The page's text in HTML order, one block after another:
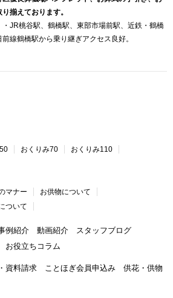
揃えております。
JR桃谷駅、鶴橋駅、東部市場前駅、近鉄・鶴橋
線鶴橋駅から乗り継ぎアクセス良好。
おくりみ70 おくりみ110
マナー
お供物について
ついて
例紹介 動画紹介
スタッフブログ
お役立ちコラム
資料請求 ことほぎ会員申込み
供花・供物